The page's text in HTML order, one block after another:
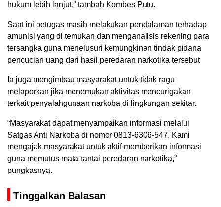
hukum lebih lanjut,” tambah Kombes Putu.
Saat ini petugas masih melakukan pendalaman terhadap
amunisi yang di temukan dan menganalisis rekening para
tersangka guna menelusuri kemungkinan tindak pidana
pencucian uang dari hasil peredaran narkotika tersebut
Ia juga mengimbau masyarakat untuk tidak ragu
melaporkan jika menemukan aktivitas mencurigakan
terkait penyalahgunaan narkoba di lingkungan sekitar.
“Masyarakat dapat menyampaikan informasi melalui
Satgas Anti Narkoba di nomor 0813-6306-547. Kami
mengajak masyarakat untuk aktif memberikan informasi
guna memutus mata rantai peredaran narkotika,”
pungkasnya.
Tinggalkan Balasan